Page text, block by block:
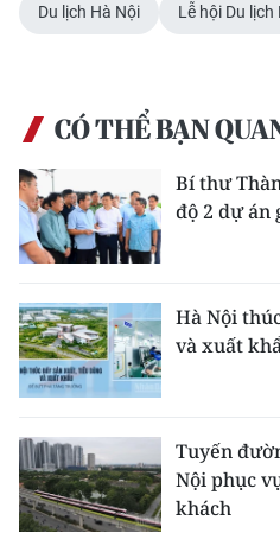
ENGLISH
FRANÇAIS
РУССКИЙ
ESPAÑOL
한국어
Du lịch Hà Nội Lễ hội Du lịch
CÓ THỂ BẠN
Bí thư
độ 2 dự án
Hà Nội
và xuất
Tuyến
Nội phục
khách